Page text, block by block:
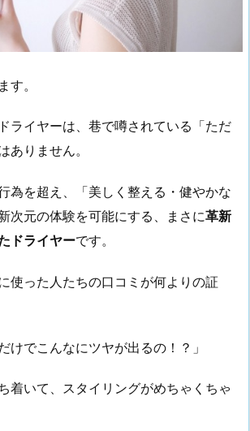
す。
ライヤーは、巷で噂されている「ただ
ありません。
為を超え、「美しく整える・健やかな
次元の体験を可能にする、まさに革新
ドライヤーです。
使った人たちの口コミが何よりの証
けでこんなにツヤが出るの！？」
着いて、スタイリングがめちゃくちゃ